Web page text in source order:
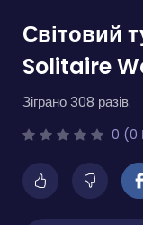
Світовий
Solitaire
Зіграно 308 разів.
0 (0